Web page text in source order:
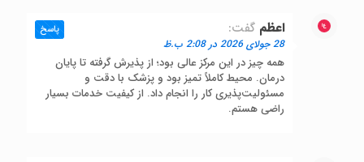
اعظم گفت:
28 جولای 2026 در 2:08 ب.ظ
همه چیز در این مرکز عالی بود؛ از پذیرش گرفته تا پایان
درمان. محیط کاملاً تمیز بود و پزشک با دقت و
مسئولیت‌پذیری کار را انجام داد. از کیفیت خدمات بسیار
راضی هستم.
پاسخ